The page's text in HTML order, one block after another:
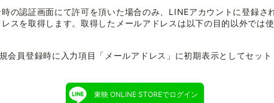
時の認証画面にて許可を頂いた場合のみ、LINEアカウントに登録さ
スを取得します。取得したメールアドレスは以下の目的以外では
会員登録時に入力項目「メールアドレス」に初期表示としてセット
東映 ONLINE STOREでログイン